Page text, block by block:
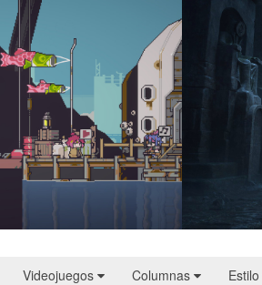
Videojuegos Columnas Estilo